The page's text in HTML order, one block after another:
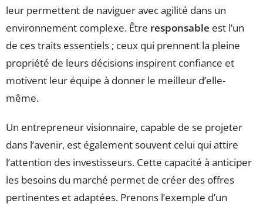
leur permettent de naviguer avec agilité dans un
environnement complexe. Être responsable est l’un
de ces traits essentiels ; ceux qui prennent la pleine
propriété de leurs décisions inspirent confiance et
motivent leur équipe à donner le meilleur d’elle-
même.
Un entrepreneur visionnaire, capable de se projeter
dans l’avenir, est également souvent celui qui attire
l’attention des investisseurs. Cette capacité à anticiper
les besoins du marché permet de créer des offres
pertinentes et adaptées. Prenons l’exemple d’un